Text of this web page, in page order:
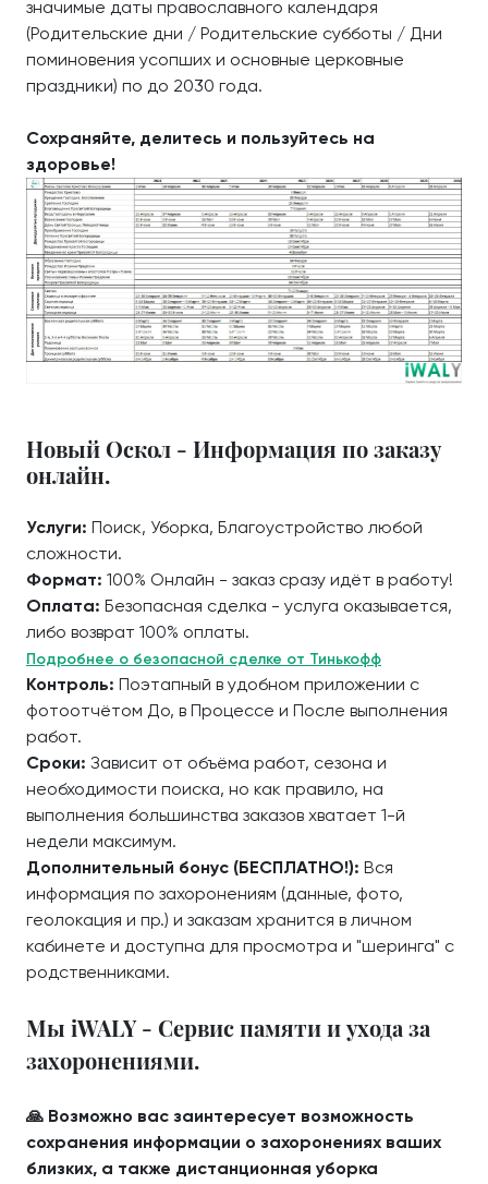
значимые даты православного календаря
(Родительские дни / Родительские субботы / Дни
поминовения усопших и основные церковные
праздники) по до 2030 года.
Сохраняйте, делитесь и пользуйтесь на
здоровье!
Новый Оскол - Информация по заказу
онлайн.
Услуги: Поиск, Уборка, Благоустройство любой
сложности.
Формат: 100% Онлайн - заказ сразу идёт в работу!
Оплата: Безопасная сделка - услуга оказывается,
либо возврат 100% оплаты.
Подробнее о безопасной сделке от Тинькофф
Контроль: Поэтапный в удобном приложении с
фотоотчётом До, в Процессе и После выполнения
работ.
Сроки: Зависит от объёма работ, сезона и
необходимости поиска, но как правило, на
выполнения большинства заказов хватает 1-й
недели максимум.
Дополнительный бонус (БЕСПЛАТНО!): Вся
информация по захоронениям (данные, фото,
геолокация и пр.) и заказам хранится в личном
кабинете и доступна для просмотра и "шеринга" с
родственниками.
Мы iWALY - Сервис памяти и ухода за
захоронениями.
🙏 Возможно вас заинтересует возможность
сохранения информации о захоронениях ваших
близких, а также дистанционная уборка